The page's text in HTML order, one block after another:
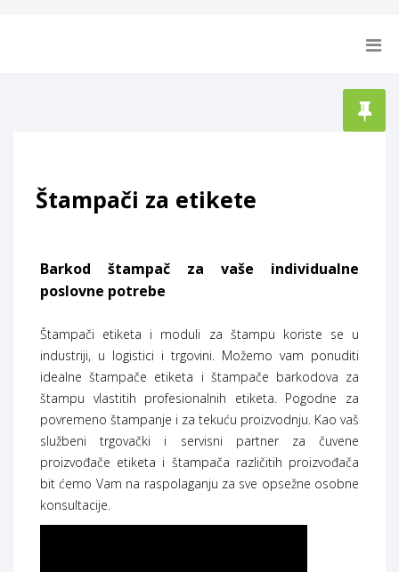
Štampači za etikete
Barkod štampač za vaše individualne
poslovne potrebe
Štampači etiketa i moduli za štampu koriste se u
industriji, u logistici i trgovini. Možemo vam ponuditi
idealne štampače etiketa i štampače barkodova za
štampu vlastitih profesionalnih etiketa. Pogodne za
povremeno štampanje i za tekuću proizvodnju. Kao vaš
službeni trgovački i servisni partner za čuvene
proizvođače etiketa i štampača različitih proizvođača
bit ćemo Vam na raspolaganju za sve opsežne osobne
konsultacije.